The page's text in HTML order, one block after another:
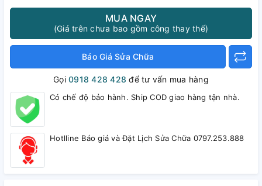
MUA NGAY
(Giá trên chưa bao gồm công thay thế)
Báo Giá Sửa Chữa
Gọi0918 428 428 để tư vấn mua hàng
Có chế độ bảo hành. Ship COD giao hàng tận nhà.
Hotlline Báo giá và Đặt Lịch Sửa Chữa 0797.253.888